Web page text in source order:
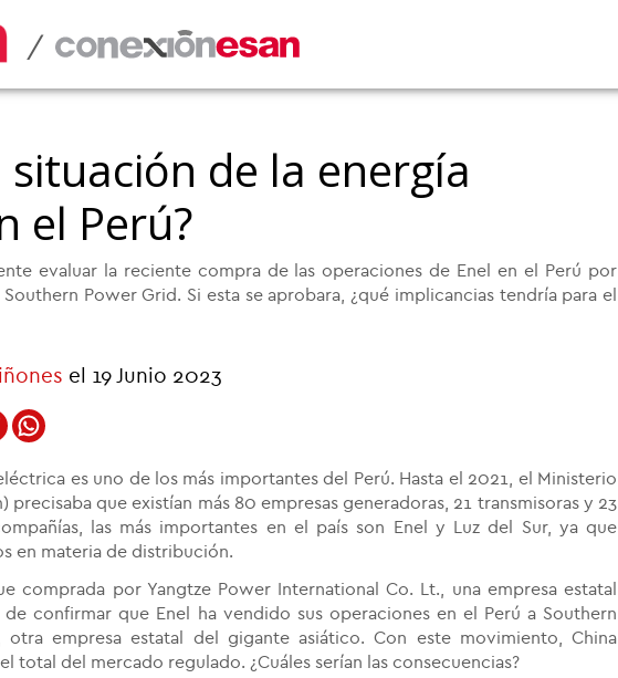
/
situación de la energía
el Perú?
evaluar la reciente compra de las operaciones de Enel en el Perú por
Power Grid. Si esta se aprobara, ¿qué implicancias tendría para el
el 19 Junio 2023
es uno de los más importantes del Perú. Hasta el 2021, el Ministerio
precisaba que existían más 80 empresas generadoras, 21 transmisoras y 23
las más importantes en el país son Enel y Luz del Sur, ya que
en materia de distribución.
comprada por Yangtze Power International Co. Lt., una empresa estatal
de confirmar que Enel ha vendido sus operaciones en el Perú a Southern
otra empresa estatal del gigante asiático. Con este movimiento, China
total del mercado regulado. ¿Cuáles serían las consecuencias?